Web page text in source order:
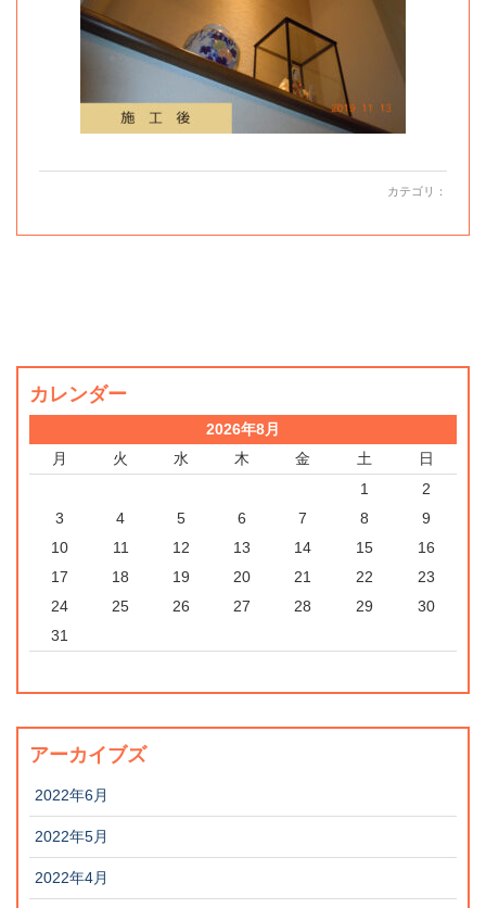
カテゴリ：
カレンダー
2026年8月
月
火 水 木 金 土
日
1
2
3
4 5 6 7 8
9
10
11 12 13 14 15
16
17
18 19 20 21 22
23
24
25 26 27 28 29
30
31
アーカイブズ
2022年6月
2022年5月
2022年4月